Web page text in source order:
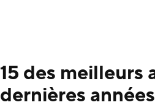
15 des meilleurs
dernières